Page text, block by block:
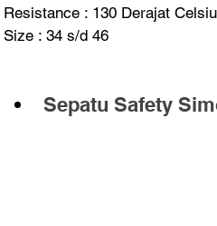
Resistance : 130 Derajat
Size : 34 s/d 46
Sepatu Safety